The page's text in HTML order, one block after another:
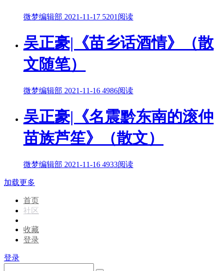
微梦编辑部 2021-11-17 5201阅读
吴正豪|《苗乡话酒情》（散
文随笔）
微梦编辑部 2021-11-16 4986阅读
吴正豪|《名震黔东南的滚仲
苗族芦笙》（散文）
微梦编辑部 2021-11-16 4933阅读
加载更多
首页
社区
收藏
登录
登录